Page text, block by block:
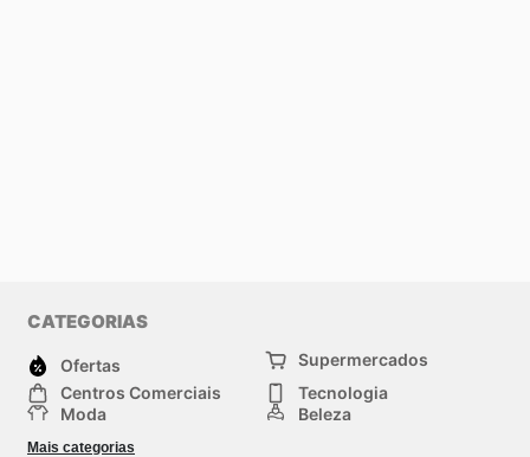
CATEGORIAS
Ofertas
Supermercados
Centros Comerciais
Tecnologia
Moda
Beleza
Mais categorias